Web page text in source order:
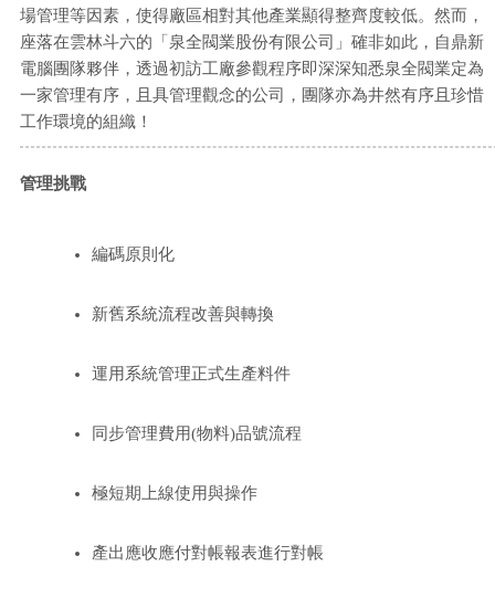
場管理等因素，使得廠區相對其他產業顯得整齊度較低。然而，
座落在雲林斗六的「泉全閥業股份有限公司」確非如此，自鼎新
電腦團隊夥伴，透過初訪工廠參觀程序即深深知悉泉全閥業定為
一家管理有序，且具管理觀念的公司，團隊亦為井然有序且珍惜
工作環境的組織！
管理挑戰
編碼原則化
新舊系統流程改善與轉換
運用系統管理正式生產料件
同步管理費用(物料)品號流程
極短期上線使用與操作
產出應收應付對帳報表進行對帳